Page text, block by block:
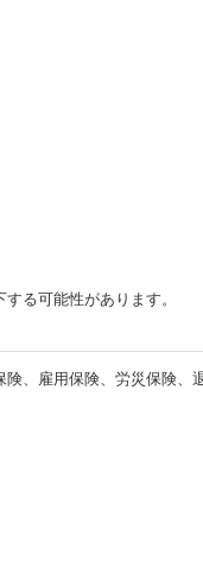
る可能性があります。
、雇用保険、労災保険、